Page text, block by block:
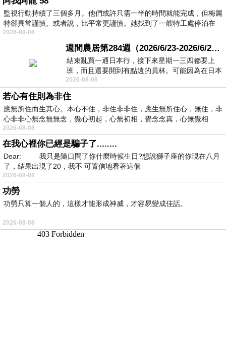
監視行動持續了三個多月。他們或許只需一半的時間就能完成，但梅麗
特卻異常謹慎。或者說，比平常更謹慎。她找到了一艘特工處停泊在
2026-08-08
週間農居第284週（2026/6/23-2026/6/24) 夏至 金黃稻浪洋溢豐收喜悅
結束亂買一通日本行，接下來星期一三四都要上
班，而且還要開到有點遠的員林。可能因為在日本
花不少錢，星期一出門上班時，心裡沒有一
2026-08-08
若心有住則為非住
應無所住而生其心。本心不住，非住非非住，應生無所住心，無住，非
心非非心無念無無念，覺心初起，心無初相，覺念念真，心無覺相
2026-08-08
在我心裡你已經是騙子了........
Dear: 我只是隨口問了你什麼時候生日?想說獅子座的你現在八月
了，結果出現了20，我不 可置信地看著這個
2026-08-08
功勞
功勞只算一個人的，這樣才能形成神威，才容易變成佳話。
2026-08-08